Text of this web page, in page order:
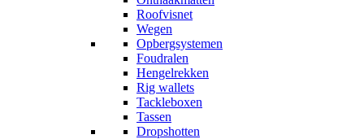
Roofvisnet
Wegen
Opbergsystemen
Foudralen
Hengelrekken
Rig wallets
Tackleboxen
Tassen
Dropshotten